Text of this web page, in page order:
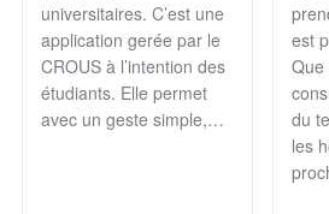
universitaires. C’est une
application gerée par le
CROUS à l’intention des
étudiants. Elle permet
avec un geste simple,…
est
Que
du
les